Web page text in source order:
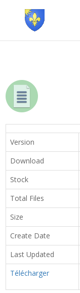
Version
Download
Stock
Total Files
Size
Create Date
Last Updated
Télécharger